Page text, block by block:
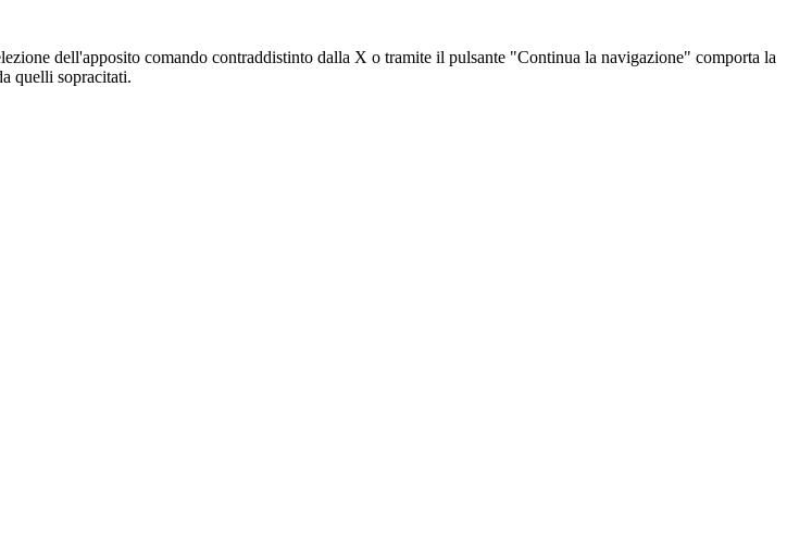
dell'apposito comando contraddistinto dalla X o tramite il pulsante "Continua la navigazione" comporta la
quelli sopracitati.